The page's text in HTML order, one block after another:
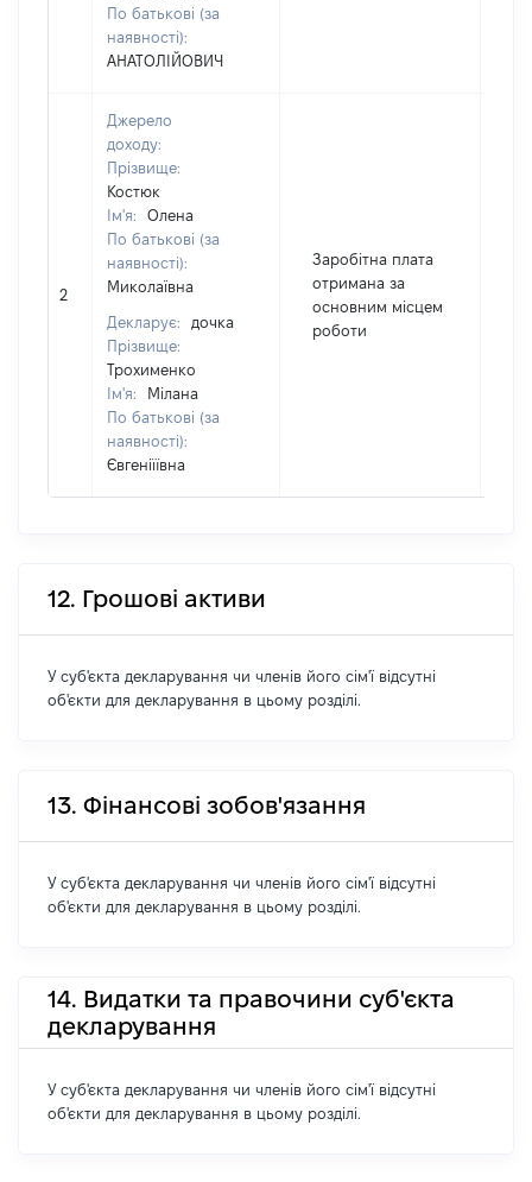
По батькові (за
наявності):
АНАТОЛІЙОВИЧ
2
Джерело
доходу:
Прізвище:
Костюк
Ім'я:
Олена
По батькові (за
наявності):
Миколаївна
Декларує:
дочка
Прізвище:
Трохименко
Ім'я:
Мілана
По батькові (за
наявності):
Євгеніїївна
Заробітна плата
отримана за
основним місцем
роботи
12. Грошові активи
У суб'єкта декларування чи членів його сім'ї відсутні
об'єкти для декларування в цьому розділі.
13. Фінансові зобов'язання
У суб'єкта декларування чи членів його сім'ї відсутні
об'єкти для декларування в цьому розділі.
14. Видатки та правочини суб'єкта
декларування
У суб'єкта декларування чи членів його сім'ї відсутні
об'єкти для декларування в цьому розділі.